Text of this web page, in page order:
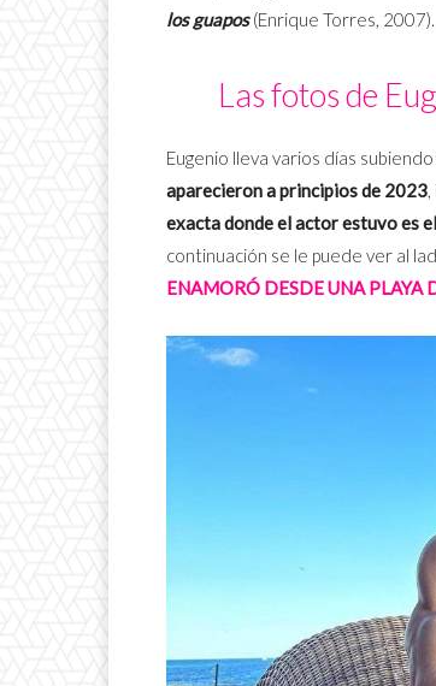
los guapos(Enrique Torres, 2007).
Las fotos de
Eugenio lleva varios días
aparecieron a principios de 2023
exacta donde el actor estuvo es
continuación se le puede ver al
ENAMORÓ DESDE UNA PLAYA